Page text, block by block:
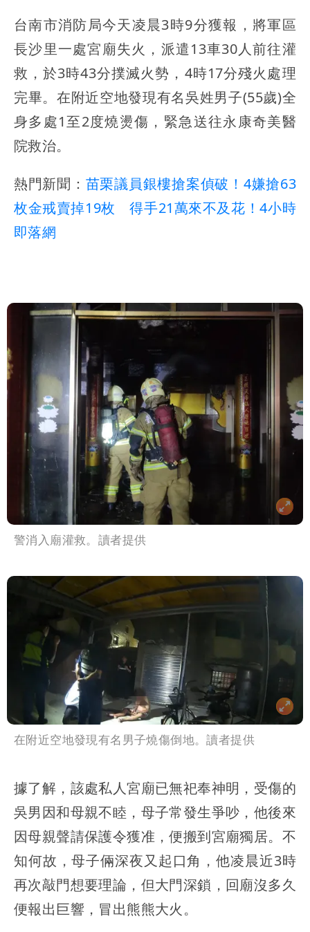
台南市消防局今天凌晨3時9分獲報，將軍區
長沙里一處宮廟失火，派遣13車30人前往灌
救，於3時43分撲滅火勢，4時17分殘火處理
完畢。在附近空地發現有名吳姓男子(55歲)全
身多處1至2度燒燙傷，緊急送往永康奇美醫
院救治。
熱門新聞： 苗栗議員銀樓搶案偵破！4嫌搶63
枚金戒賣掉19枚 得手21萬來不及花！4小時
即落網
警消入廟灌救。讀者提供
在附近空地發現有名男子燒傷倒地。讀者提供
據了解，該處私人宮廟已無祀奉神明，受傷的
吳男因和母親不睦，母子常發生爭吵，他後來
因母親聲請保護令獲准，便搬到宮廟獨居。不
知何故，母子倆深夜又起口角，他凌晨近3時
再次敲門想要理論，但大門深鎖，回廟沒多久
便報出巨響，冒出熊熊大火。